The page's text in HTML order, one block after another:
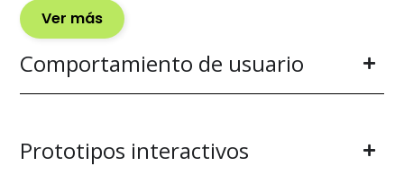
Comportamiento de usuario
Prototipos interactivos
Ver más